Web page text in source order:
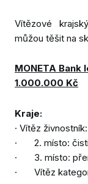
Vítězové
můžou těšit na
MONETA
1.000.000 Kč
Kraje:
· Vítěz
· 2. místo:
· 3. místo:
· Vítěz